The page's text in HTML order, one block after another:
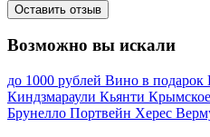
Оставить отзыв
Возможно вы искали
до 1000 рублей Вино в подарок
Киндзмараули Кьянти
Брунелло Портвейн Херес